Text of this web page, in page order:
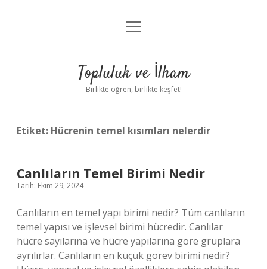
Anasayfa
Yasal Uyarı
menüyü
Topluluk ve İlham
Birlikte öğren, birlikte keşfet!
Etiket: Hücrenin temel kısımları nelerdir
Canlıların Temel Birimi Nedir
Tarih: Ekim 29, 2024
Canlıların en temel yapı birimi nedir? Tüm canlıların
temel yapısı ve işlevsel birimi hücredir. Canlılar
hücre sayılarına ve hücre yapılarına göre gruplara
ayrılırlar. Canlıların en küçük görev birimi nedir?